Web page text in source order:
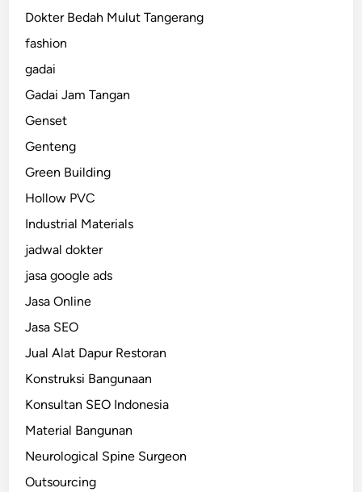
Dokter Bedah Mulut Tangerang
fashion
gadai
Gadai Jam Tangan
Genset
Genteng
Green Building
Hollow PVC
Industrial Materials
jadwal dokter
jasa google ads
Jasa Online
Jasa SEO
Jual Alat Dapur Restoran
Konstruksi Bangunaan
Konsultan SEO Indonesia
Material Bangunan
Neurological Spine Surgeon
Outsourcing